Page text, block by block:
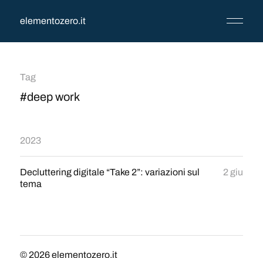
elementozero.it
Tag
#deep work
2023
Decluttering digitale “Take 2”: variazioni sul
tema
2 giu
© 2026elementozero.it